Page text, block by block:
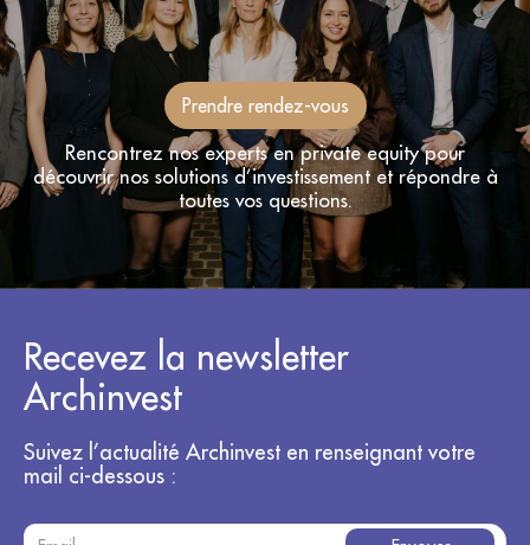
Prendre rendez-vous
Rencontrez nos experts en private equity pour
découvrir nos solutions d’investissement et répondre à
toutes vos questions.
Recevez la newsletter
Archinvest
Suivez l’actualité Archinvest en renseignant votre
mail ci-dessous :